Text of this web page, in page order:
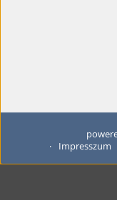
Impresszum